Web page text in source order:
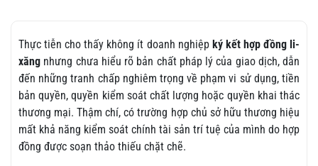
Thực tiễn cho thấy không ít doanh nghiệp ký kết hợp đồng li-
xăng nhưng chưa hiểu rõ bản chất pháp lý của giao dịch, dẫn
đến những tranh chấp nghiêm trọng về phạm vi sử dụng, tiền
bản quyền, quyền kiểm soát chất lượng hoặc quyền khai thác
thương mại. Thậm chí, có trường hợp chủ sở hữu thương hiệu
mất khả năng kiểm soát chính tài sản trí tuệ của mình do hợp
đồng được soạn thảo thiếu chặt chẽ.